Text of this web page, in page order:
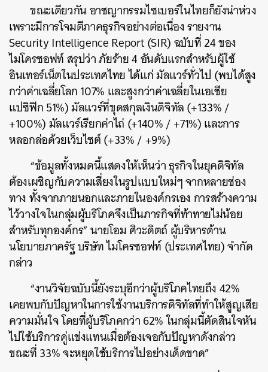
ขณะเดียวกันอาชญากรรมไซเบอร์ในไทยก็ยังน่าห่วง
เพราะมีการโจมตีภาคธุรกิจอย่างต่อเนื่อง รายงาน
Security Intelligence Report (SIR) ฉบับที่ 24 ของ
ไมโครซอฟท์ สรุปว่า ภัยร้าย 4 อันดับแรกสำหรับผู้ใช้
อินเทอร์เน็ตในประเทศไทย ได้แก่ มัลแวร์ทั่วไป (พบได้สูง
กว่าค่าเฉลี่ยโลก 107% และสูงกว่าค่าเฉลี่ยในเอเชีย
แปซิฟิก 51%) มัลแวร์ที่ขุดสกุลเงินดิจิทัล (+133% /
+100%) มัลแวร์เรียกค่าไถ่ (+140% / +71%) และการ
หลอกล่อด้วยเว็บไซต์ (+33% / +9%)
“ข้อมูลทั้งหมดนี้แสดงให้เห็นว่า ธุรกิจในยุคดิจิทัล
ต้องเผชิญกับความเสี่ยงในรูปแบบใหม่ๆ จากหลายช่อง
ทาง ทั้งจากภายนอกและภายในองค์กรเอง การสร้างความ
ไว้วางใจในกลุ่มผู้บริโภคจึงเป็นภารกิจที่ท้าทายไม่น้อย
สำหรับทุกองค์กร” นายโอม ศิวะดิตถ์ ผู้บริหารด้าน
นโยบายภาครัฐ บริษัท ไมโครซอฟท์ (ประเทศไทย) จำกัด
กล่าว
“งานวิจัยฉบับนี้ยังระบุอีกว่าผู้บริโภคไทยถึง 42%
เคยพบกับปัญหาในการใช้งานบริการดิจิทัลที่ทำให้สูญเสีย
ความมั่นใจ โดยที่ผู้บริโภคกว่า 62% ในกลุ่มนี้ตัดสินใจหัน
ไปใช้บริการคู่แข่งแทนเมื่อต้องเจอกับปัญหาดังกล่าว
ขณะที่ 33% จะหยุดใช้บริการไปอย่างเด็ดขาด”